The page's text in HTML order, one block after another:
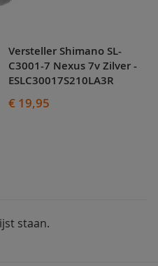
Versteller Shimano SL-
C3001-7 Nexus 7v Zilver -
ESLC30017S210LA3R
€ 19,95
staan.